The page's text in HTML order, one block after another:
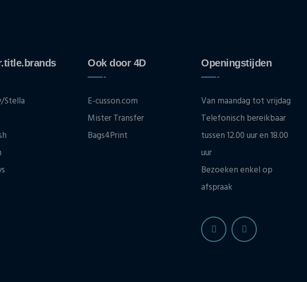
Stella
Ook door 4D
E-cusson.com
Mister Transfer
Bags4Print
Openingstijden
Van maandag tot vrijdag
Telefonisch bereikbaar
tussen 12.00 uur en 18.00
uur
Bezoeken enkel op
afspraak